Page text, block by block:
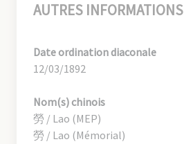
AUTRES INFORMATIONS
Date ordination diaconale
12/03/1892
Nom(s) chinois
勞 / Lao (MEP)
勞 / Lao (Mémorial)